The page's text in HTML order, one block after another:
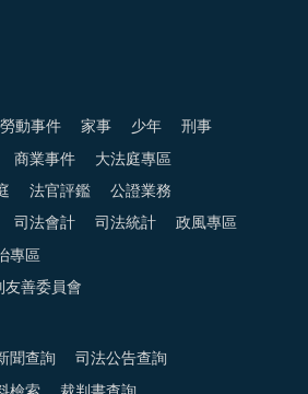
勞動事件 家事 少年 刑事
商業事件 大法庭專區
法官評鑑 公證業務
司法會計 司法統計 政風專區
專區
友善委員會
聞查詢 司法公告查詢